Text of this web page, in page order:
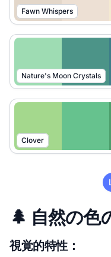
Fawn Whispers
Nature's Moon Crystals
Clover
🌲 自然の色
視覚的特性：